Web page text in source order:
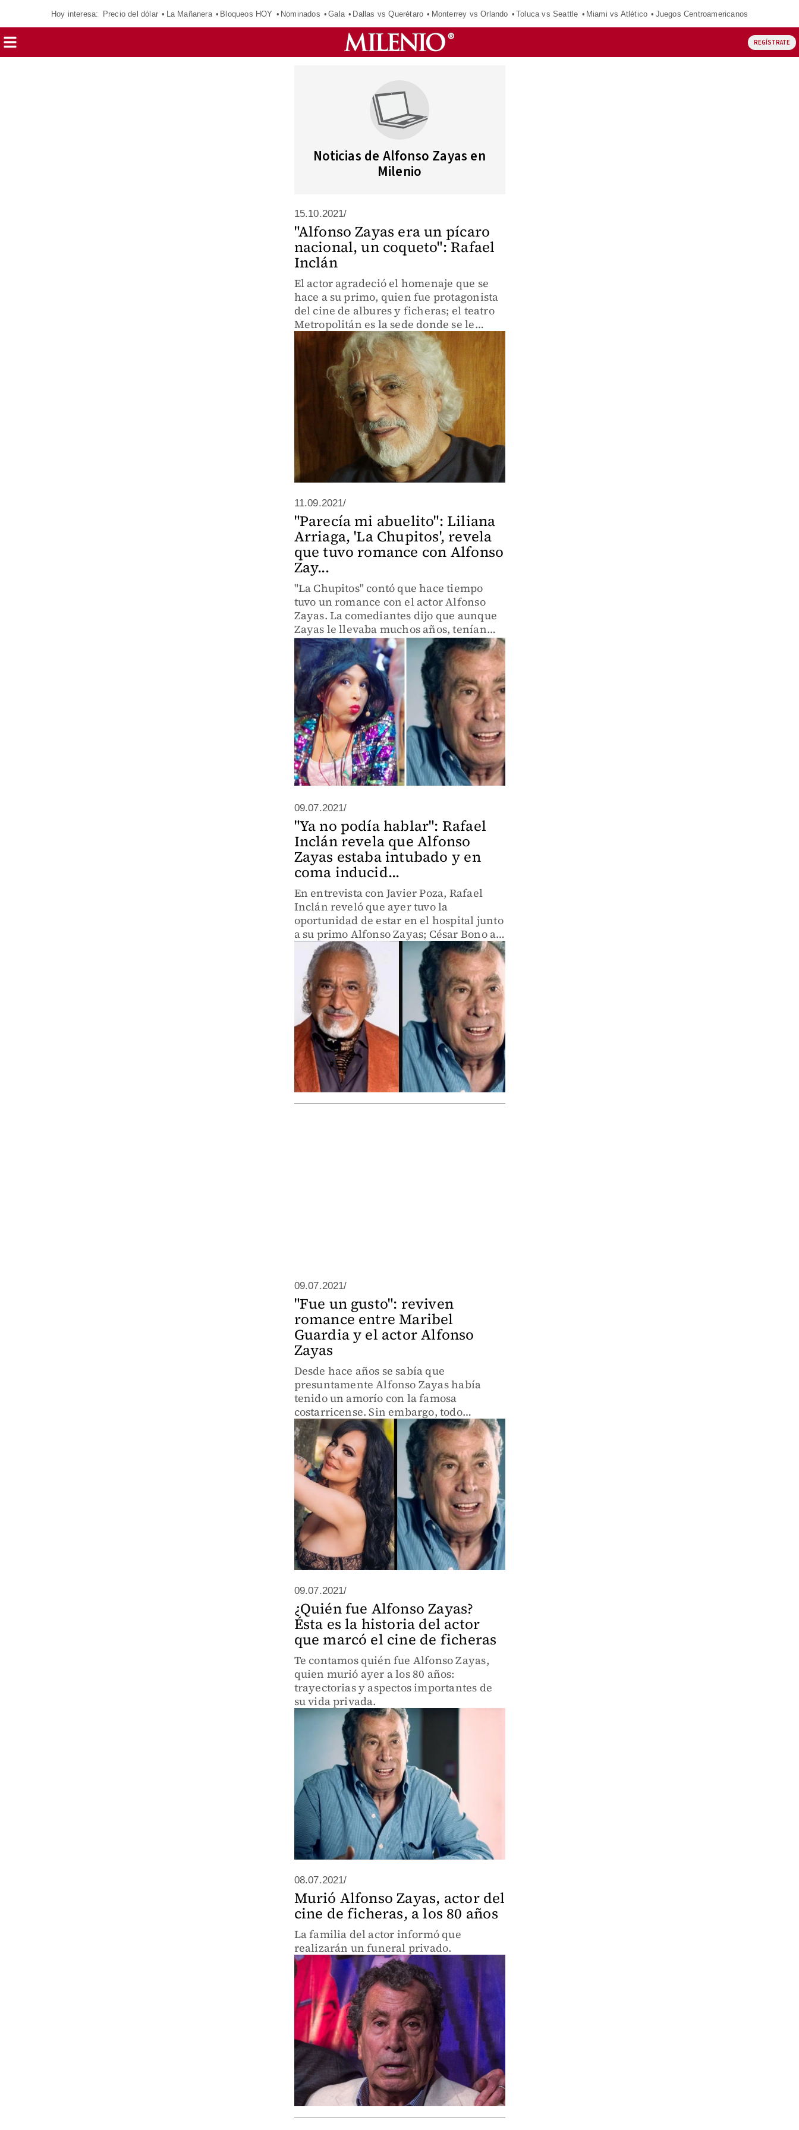
Hoy interesa: Precio del dólar La Mañanera Bloqueos HOY Nominados Gala Dallas vs Querétaro Monterrey vs Orlando Toluca vs Seattle Miami vs Atlético Juegos Centroamericanos
REGÍSTRATE
Noticias de Alfonso Zayas en
Milenio
15.10.2021/
"Alfonso Zayas era un pícaro
nacional, un coqueto": Rafael
Inclán
El actor agradeció el homenaje que se
hace a su primo, quien fue protagonista
del cine de albures y ficheras; el teatro
Metropolitán es la sede donde se le
recuerda con la transmisión de sus
películas
11.09.2021/
"Parecía mi abuelito": Liliana
Arriaga, 'La Chupitos', revela
que tuvo romance con Alfonso
Zay...
"La Chupitos" contó que hace tiempo
tuvo un romance con el actor Alfonso
Zayas. La comediantes dijo que aunque
Zayas le llevaba muchos años, tenían
buena química.
09.07.2021/
"Ya no podía hablar": Rafael
Inclán revela que Alfonso
Zayas estaba intubado y en
coma inducid...
En entrevista con Javier Poza, Rafael
Inclán reveló que ayer tuvo la
oportunidad de estar en el hospital junto
a su primo Alfonso Zayas; César Bono a
su vez rompió en llanto por la muerte de
su amigo. (VIDEO)
09.07.2021/
"Fue un gusto": reviven
romance entre Maribel
Guardia y el actor Alfonso
Zayas
Desde hace años se sabía que
presuntamente Alfonso Zayas había
tenido un amorío con la famosa
costarricense. Sin embargo, todo
quedaba en rumores, nada se
confirmaba hasta que Maribel Guardia
rompió el silencio. (VIDEO)
09.07.2021/
¿Quién fue Alfonso Zayas?
Ésta es la historia del actor
que marcó el cine de ficheras
Te contamos quién fue Alfonso Zayas,
quien murió ayer a los 80 años:
trayectorias y aspectos importantes de
su vida privada.
08.07.2021/
Murió Alfonso Zayas, actor del
cine de ficheras, a los 80 años
La familia del actor informó que
realizarán un funeral privado.